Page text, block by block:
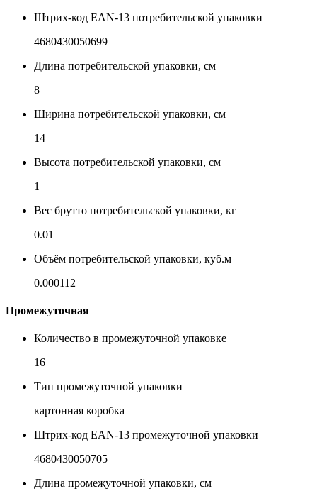
Штрих-код EAN-13 потребительской упаковки
4680430050699
Длина потребительской упаковки, см
8
Ширина потребительской упаковки, см
14
Высота потребительской упаковки, см
1
Вес брутто потребительской упаковки, кг
0.01
Объём потребительской упаковки, куб.м
0.000112
Промежуточная
Количество в промежуточной упаковке
16
Тип промежуточной упаковки
картонная коробка
Штрих-код EAN-13 промежуточной упаковки
4680430050705
Длина промежуточной упаковки, см